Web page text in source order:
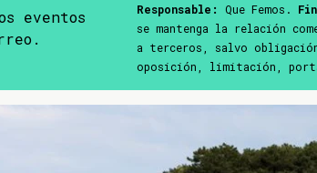
eventos
Responsable: Que Femos.
se mantenga la relación
a terceros, salvo
oposición, limitación,